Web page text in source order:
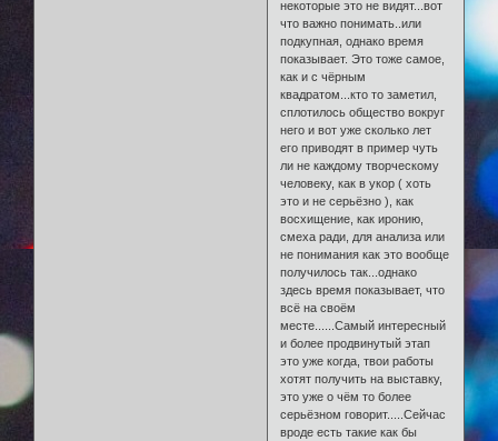
некоторые это не видят...вот
что важно понимать..или
подкупная, однако время
показывает. Это тоже самое,
как и с чёрным
квадратом...кто то заметил,
сплотилось общество вокруг
него и вот уже сколько лет
его приводят в пример чуть
ли не каждому творческому
человеку, как в укор ( хоть
это и не серьёзно ), как
восхищение, как иронию,
смеха ради, для анализа или
не понимания как это вообще
получилось так...однако
здесь время показывает, что
всё на своём
месте......Самый интересный
и более продвинутый этап
это уже когда, твои работы
хотят получить на выставку,
это уже о чём то более
серьёзном говорит.....Сейчас
вроде есть такие как бы